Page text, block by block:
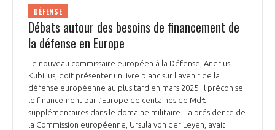
DÉFENSE
Débats autour des besoins de financement de
la défense en Europe
Le nouveau commissaire européen à la Défense, Andrius
Kubilius, doit présenter un livre blanc sur l'avenir de la
défense européenne au plus tard en mars 2025. Il préconise
le financement par l’Europe de centaines de Md€
supplémentaires dans le domaine militaire. La présidente de
la Commission européenne, Ursula von der Leyen, avait